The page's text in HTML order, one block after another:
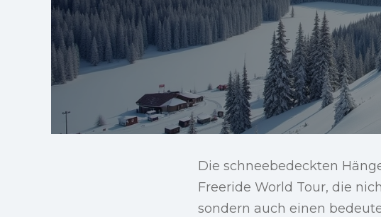
Die schneebedeckten
Freeride World Tour, die
sondern auch einen